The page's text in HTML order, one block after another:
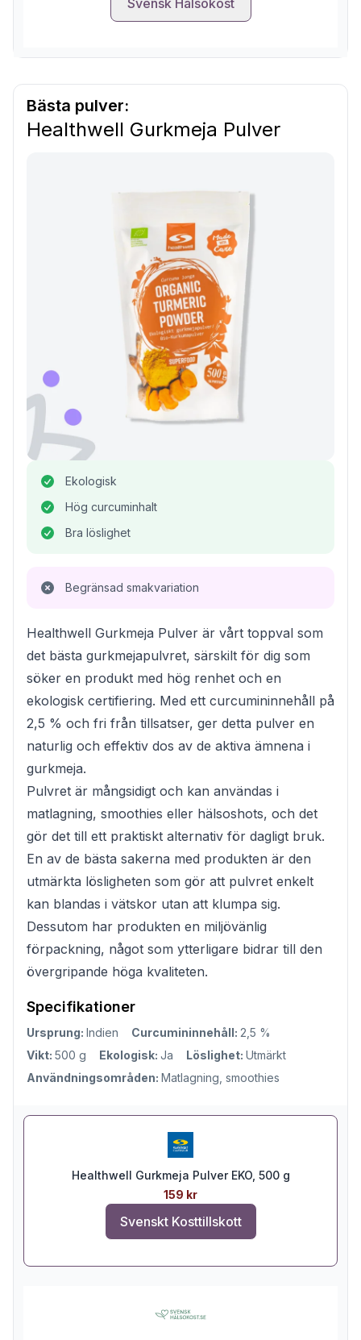
Bästa pulver:
Healthwell Gurkmeja Pulver
Ekologisk
Hög curcuminhalt
Bra löslighet
Begränsad smakvariation
Healthwell Gurkmeja Pulver är vårt toppval som
det bästa gurkmejapulvret, särskilt för dig som
söker en produkt med hög renhet och en
ekologisk certifiering. Med ett curcumininnehåll på
2,5 % och fri från tillsatser, ger detta pulver en
naturlig och effektiv dos av de aktiva ämnena i
gurkmeja.
Pulvret är mångsidigt och kan användas i
matlagning, smoothies eller hälsoshots, och det
gör det till ett praktiskt alternativ för dagligt bruk.
En av de bästa sakerna med produkten är den
utmärkta lösligheten som gör att pulvret enkelt
kan blandas i vätskor utan att klumpa sig.
Dessutom har produkten en miljövänlig
förpackning, något som ytterligare bidrar till den
övergripande höga kvaliteten.
Specifikationer
Ursprung: Indien Curcumininnehåll: 2,5 %
Vikt: 500 g Ekologisk: Ja Löslighet: Utmärkt
Användningsområden: Matlagning, smoothies
Healthwell Gurkmeja Pulver EKO, 500 g
159 kr
Svenskt Kosttillskott